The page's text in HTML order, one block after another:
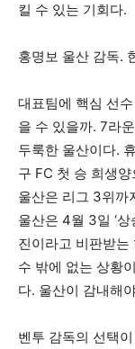
킬 수 있는 기회다.
홍명보 울산 감독.
대표팀에 핵심 선
을 수 있을까. 7라
두룩한 울산이다.
구 FC 첫 승 희생
울산은 리그 3위까
울산은 4월 3일 ‘
진이라고 비판받는
수 밖에 없는 상황
다. 울산이 감내해
벤투 감독의 선택